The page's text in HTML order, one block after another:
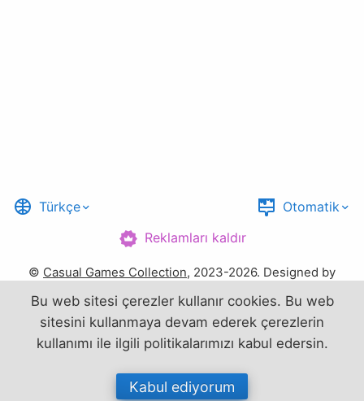
Türkçe
Otomatik
Reklamları kaldır
© Casual Games Collection, 2023-2026. Designed by
Şartlar Gizlilik Bize ulaşın
Bu web sitesi çerezler kullanır cookies. Bu web
sitesini kullanmaya devam ederek çerezlerin
kullanımı ile ilgili politikalarımızı kabul edersin.